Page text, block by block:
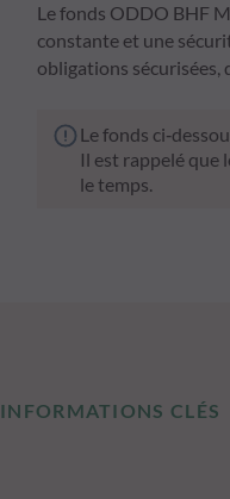
Le fonds ODDO BHF
constante et une
obligations
Le fonds
Il est rappelé que
le temps.
INFORMATIONS CLÉS